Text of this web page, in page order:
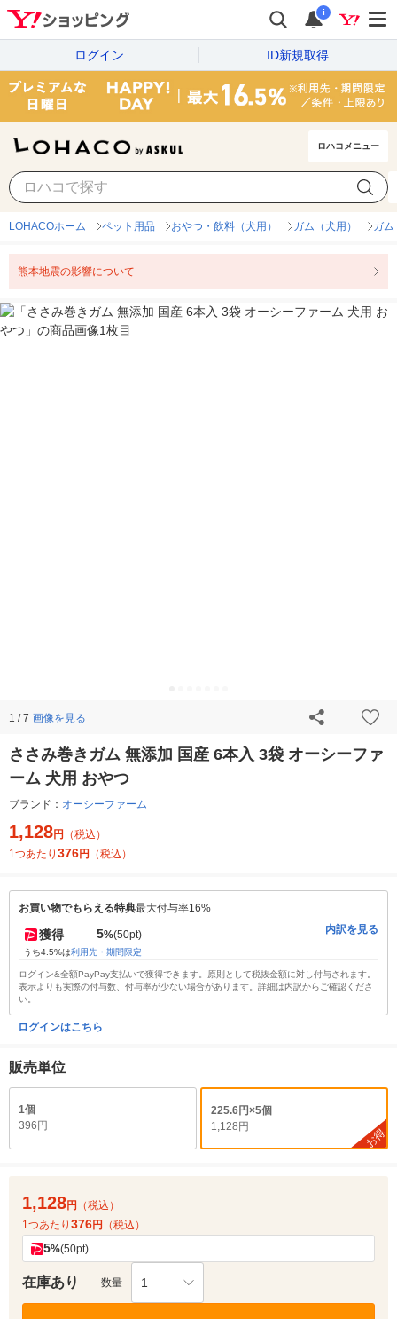
i
ログイン ID新規取得
ロハコメニュー
LOHACOホーム ペット用品 おやつ・飲料（犬用） ガム（犬用） ガ
熊本地震の影響について
1 / 7 画像を見る
ささみ巻きガム 無添加 国産 6本入 3袋 オーシーファ
ーム 犬用 おやつ
ブランド： オーシーファーム
1,128円
（税込）
1つあたり 376円 （税込）
お買い物でもらえる特典最大付与率16%
獲得 5%(50pt)
うち4.5%は利用先・期間限定
内訳を見る
ログイン&全額PayPay支払いで獲得できます。原則として税抜金額に対し付与されます。
表示よりも実際の付与数、付与率が少ない場合があります。詳細は内訳からご確認くださ
い。
ログインはこちら
販売単位
1個
396円
225.6円×5個
1,128円
お得
1,128円
（税込）
1つあたり 376円 （税込）
5%(50pt)
在庫あり 数量 1